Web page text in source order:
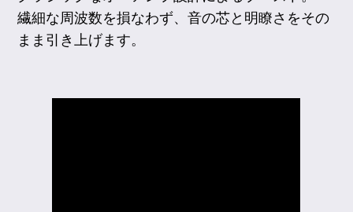
繊細な周波数を損なわず、音の芯と明瞭さをその
まま引き上げます。